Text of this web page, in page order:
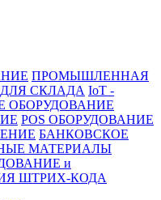
ПРОМЫШЛЕННАЯ
СКЛАДА IoT -
ОБОРУДОВАНИЕ
POS ОБОРУДОВАНИЕ
БАНКОВСКОЕ
МАТЕРИАЛЫ
и
ШТРИХ-КОДА